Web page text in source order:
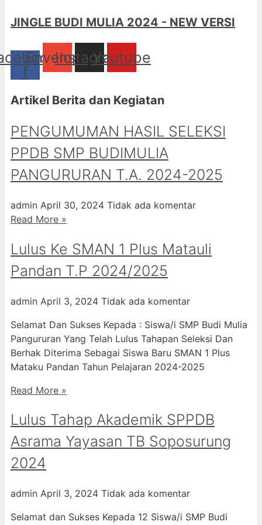
JINGLE BUDI MULIA 2024 - NEW VERSI
f
Envelope
Instagram
Youtube
Artikel Berita dan Kegiatan
PENGUMUMAN HASIL SELEKSI
PPDB SMP BUDIMULIA
PANGURURAN T.A. 2024-2025
admin April 30, 2024 Tidak ada komentar
Read More »
Lulus Ke SMAN 1 Plus Matauli
Pandan T.P 2024/2025
admin April 3, 2024 Tidak ada komentar
Selamat Dan Sukses Kepada : Siswa/i SMP Budi Mulia
Pangururan Yang Telah Lulus Tahapan Seleksi Dan
Berhak Diterima Sebagai Siswa Baru SMAN 1 Plus
Mataku Pandan Tahun Pelajaran 2024-2025
Read More »
Lulus Tahap Akademik SPPDB
Asrama Yayasan TB Soposurung
2024
admin April 3, 2024 Tidak ada komentar
Selamat dan Sukses Kepada 12 Siswa/i SMP Budi